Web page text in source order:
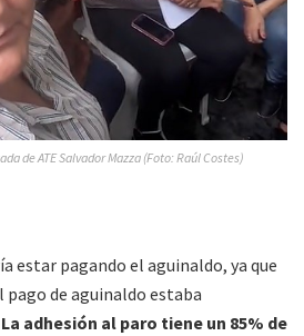
de ATE Salvador Mazza (Foto: Raúl Costes)
estar pagando el aguinaldo, ya que
pago de aguinaldo estaba
La adhesión al paro tiene un 85% de